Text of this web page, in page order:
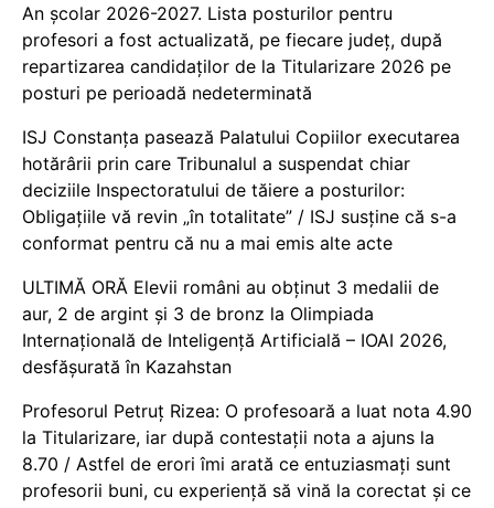
An școlar 2026-2027. Lista posturilor pentru
profesori a fost actualizată, pe fiecare județ, după
repartizarea candidaților de la Titularizare 2026 pe
posturi pe perioadă nedeterminată
ISJ Constanța pasează Palatului Copiilor executarea
hotărârii prin care Tribunalul a suspendat chiar
deciziile Inspectoratului de tăiere a posturilor:
Obligațiile vă revin „în totalitate” / ISJ susține că s-a
conformat pentru că nu a mai emis alte acte
ULTIMĂ ORĂ Elevii români au obținut 3 medalii de
aur, 2 de argint și 3 de bronz la Olimpiada
Internațională de Inteligență Artificială – IOAI 2026,
desfășurată în Kazahstan
Profesorul Petruț Rizea: O profesoară a luat nota 4.90
la Titularizare, iar după contestații nota a ajuns la
8.70 / Astfel de erori îmi arată ce entuziasmați sunt
profesorii buni, cu experiență să vină la corectat și ce